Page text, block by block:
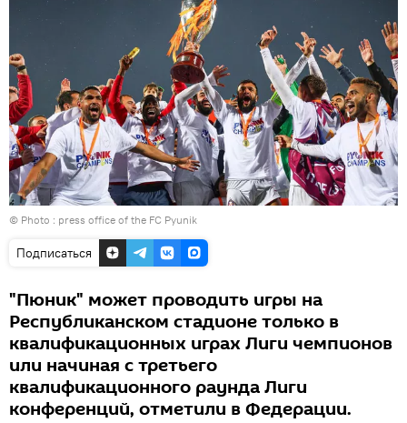
© Photo : press office of the FC Pyunik
Подписаться
"Пюник" может проводить игры на
Республиканском стадионе только в
квалификационных играх Лиги чемпионов
или начиная с третьего
квалификационного раунда Лиги
конференций, отметили в Федерации.